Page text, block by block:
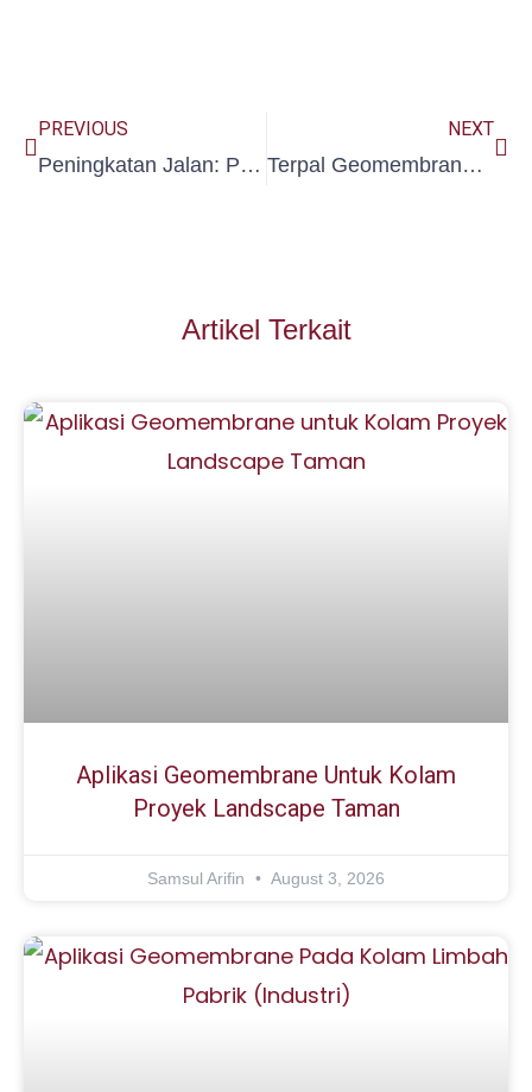
PREVIOUS
Peningkatan Jalan: Pengertian dan Tujuannya
NEXT
Terpal Geomembrane untuk Kolam Ikan Awet Tahan Lama
Artikel Terkait
Aplikasi Geomembrane Untuk Kolam
Proyek Landscape Taman
Samsul Arifin August 3, 2026